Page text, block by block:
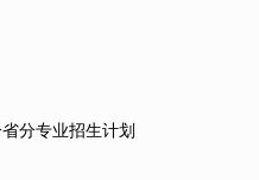
分专业招生计划